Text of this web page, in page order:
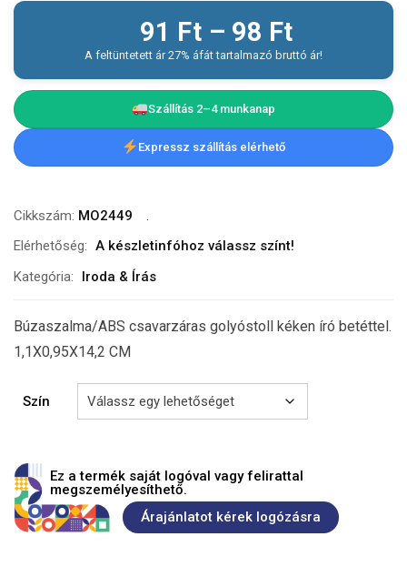
91 Ft– 98 Ft
A feltüntetett ár 27% áfát tartalmazó bruttó ár!
Szállítás 2–4 munkanap
Expressz szállítás elérhető
Cikkszám: MO2449
Elérhetőség: A készletinfóhoz válassz színt!
Kategória:
Iroda & Írás
Búzaszalma/ABS csavarzáras golyóstoll kéken író betéttel.
1,1X0,95X14,2 CM
Szín
Ez a termék saját logóval vagy felirattal
megszemélyesíthető.
Árajánlatot kérek logózásra